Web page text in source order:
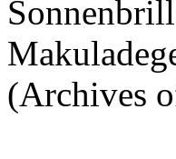
(Archives